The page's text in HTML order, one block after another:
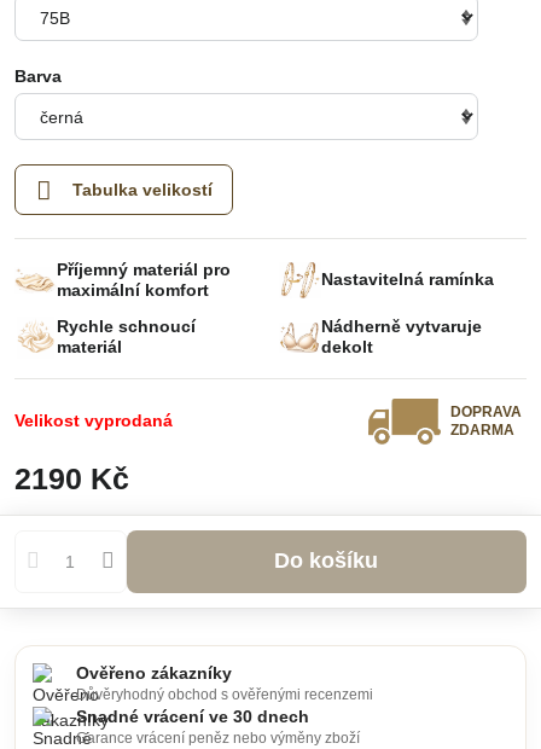
Barva
Tabulka velikostí
Příjemný materiál pro
maximální komfort
Nastavitelná ramínka
Rychle schnoucí
materiál
Nádherně vytvaruje
dekolt
Velikost vyprodaná
DOPRAVA
ZDARMA
2190 Kč
Do košíku
Ověřeno zákazníky
Důvěryhodný obchod s ověřenými recenzemi
Snadné vrácení ve 30 dnech
Garance vrácení peněz nebo výměny zboží